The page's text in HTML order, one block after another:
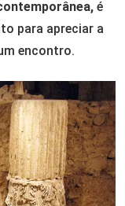
é
para apreciar a
encontro.